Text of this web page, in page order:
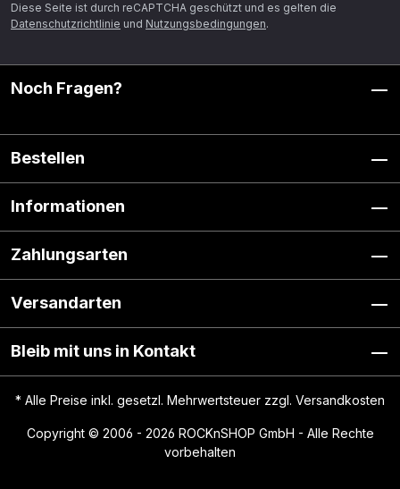
Diese Seite ist durch reCAPTCHA geschützt und es gelten die
Datenschutzrichtlinie und Nutzungsbedingungen.
Noch Fragen?
Bestellen
Informationen
Zahlungsarten
Versandarten
Bleib mit uns in Kontakt
* Alle Preise inkl. gesetzl. Mehrwertsteuer zzgl. Versandkosten
Copyright © 2006 - 2026 ROCKnSHOP GmbH - Alle Rechte
vorbehalten